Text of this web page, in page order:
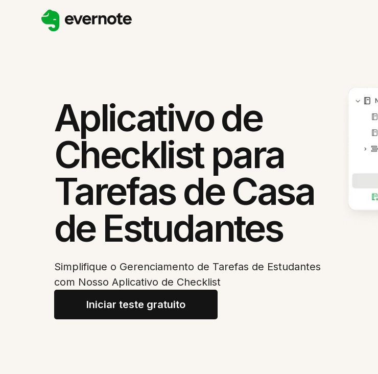
Aplicativo de
Checklist para
Tarefas de Casa
de Estudantes
Simplifique o Gerenciamento de Tarefas de Estudantes
com Nosso Aplicativo de Checklist
Iniciar teste gratuito